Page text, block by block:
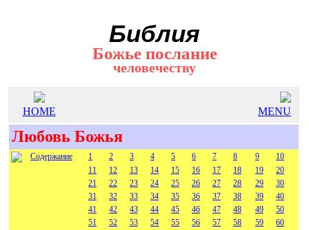
Библия
Божье послание
человечеству
HOME MENU
Любовь Божья
Содержание 1 2 3 4 5 6 7 8 9
10
11
12 13 14 15 16 17 18 19
20
21
22 23 24 25 26 27 28 29
30
31
32 33 34 35 36 37 38 39
40
41
42 43 44 45 46 47 48 49
50
51
52 53 54 55 56 57 58 59
60